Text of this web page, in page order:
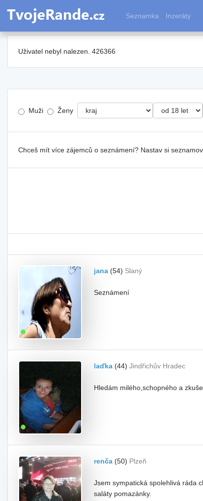
Seznamka Inzeráty
Uživatel nebyl nalezen. 426366
Muži Ženy
Chceš mít více zájemců o seznámení? Nastav si
jana (54) Slaný
Seznámení
laďka (44) Jindřichův Hradec
Hledám milého,schopného a
renča (50) Plzeň
Jsem sympatická spolehlivá ráda
saláty pomazánky.